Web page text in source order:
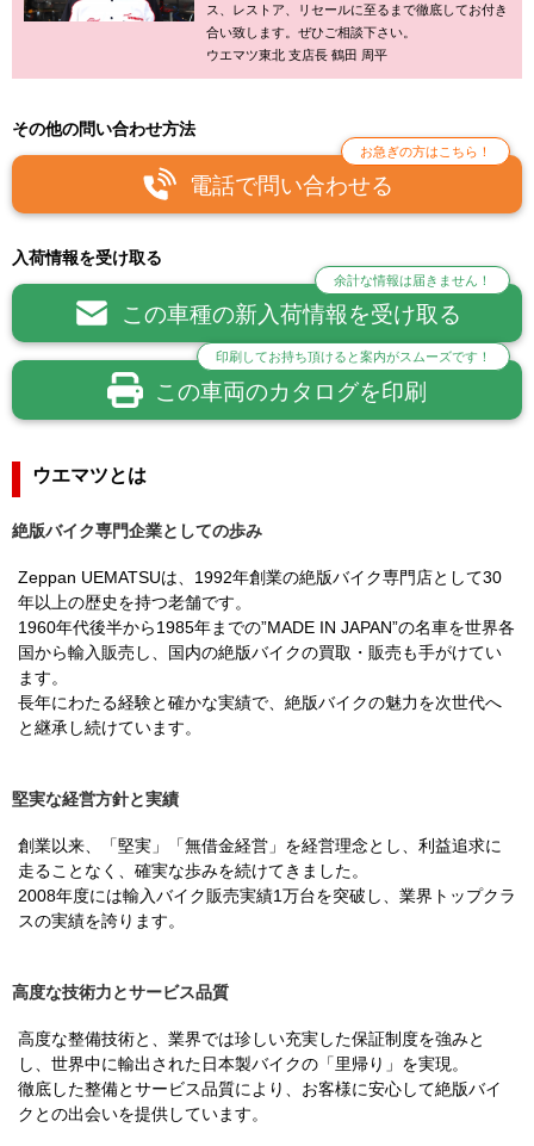
ス、レストア、リセールに至るまで徹底してお付き
合い致します。ぜひご相談下さい。
ウエマツ東北 支店長 鶴田 周平
その他の問い合わせ方法
電話で問い合わせる
お急ぎの方はこちら！
入荷情報を受け取る
この車種の新入荷情報を受け取る
余計な情報は届きません！
この車両のカタログを印刷
印刷してお持ち頂けると案内がスムーズです！
ウエマツとは
絶版バイク専門企業としての歩み
Zeppan UEMATSUは、1992年創業の絶版バイク専門店として30
年以上の歴史を持つ老舗です。
1960年代後半から1985年までの”MADE IN JAPAN”の名車を世界各
国から輸入販売し、国内の絶版バイクの買取・販売も手がけてい
ます。
長年にわたる経験と確かな実績で、絶版バイクの魅力を次世代へ
と継承し続けています。
堅実な経営方針と実績
創業以来、「堅実」「無借金経営」を経営理念とし、利益追求に
走ることなく、確実な歩みを続けてきました。
2008年度には輸入バイク販売実績1万台を突破し、業界トップクラ
スの実績を誇ります。
高度な技術力とサービス品質
高度な整備技術と、業界では珍しい充実した保証制度を強みと
し、世界中に輸出された日本製バイクの「里帰り」を実現。
徹底した整備とサービス品質により、お客様に安心して絶版バイ
クとの出会いを提供しています。